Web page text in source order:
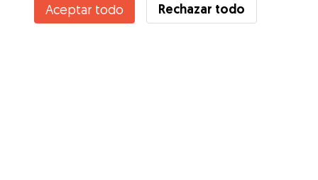
Aceptar todo Rechazar todo